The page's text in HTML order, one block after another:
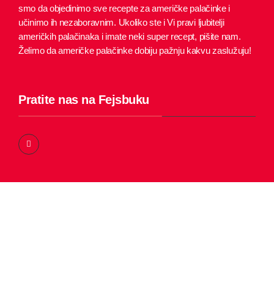
smo da objedinimo sve recepte za američke palačinke i
učinimo ih nezaboravnim. Ukoliko ste i Vi pravi ljubitelji
američkih palačinaka i imate neki super recept, pišite nam.
Želimo da američke palačinke dobiju pažnju kakvu zaslužuju!
Pratite nas na Fejsbuku
F
a
c
e
o